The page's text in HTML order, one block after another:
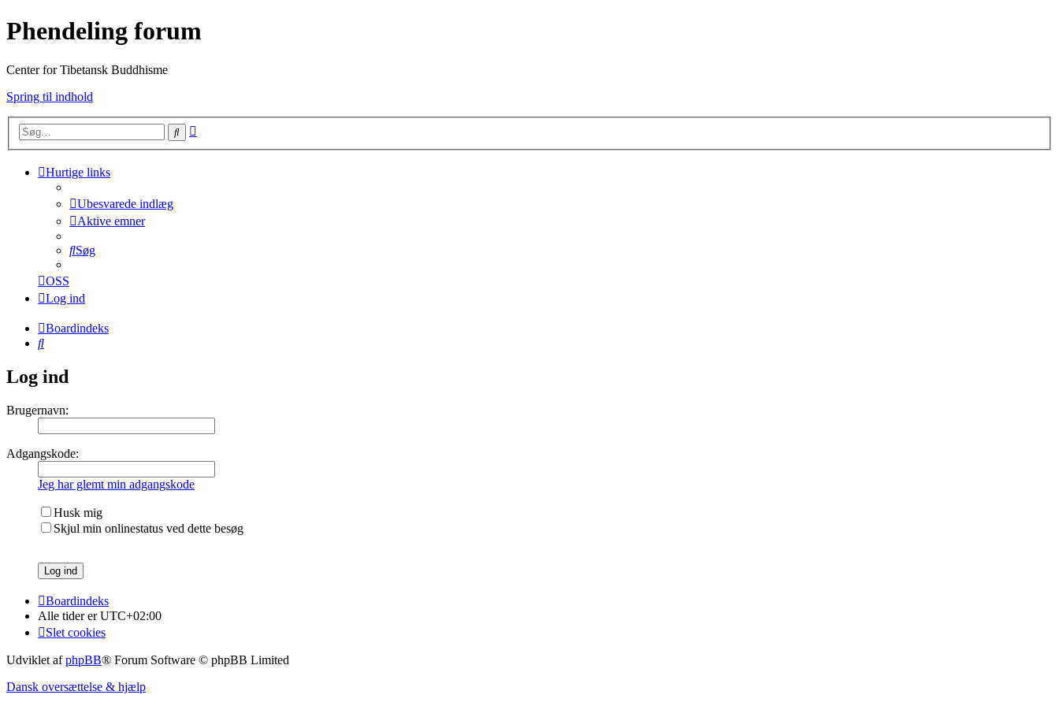
Phendeling forum
Center for Tibetansk Buddhisme
Spring til indhold
Søg
Hurtige links
Ubesvarede indlæg
Aktive emner
Søg
OSS
Log ind
Boardindeks
Søg
Log ind
Brugernavn:
Adgangskode:
Jeg har glemt min adgangskode
Husk mig
Skjul min onlinestatus ved dette besøg
Boardindeks
Alle tider erUTC+02:00
Slet cookies
Udviklet afphpBB® Forum Software © phpBB Limited
Dansk oversættelse & hjælp